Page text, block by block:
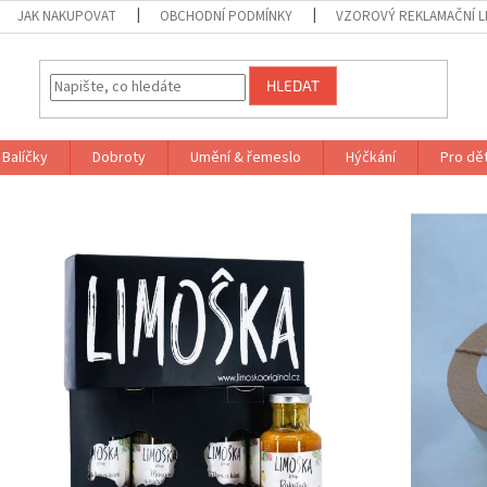
JAK NAKUPOVAT OBCHODNÍ PODMÍNKY VZOROVÝ REKLAMAČNÍ
HLEDAT
Balíčky Dobroty Umění & řemeslo Hýčkání Pro